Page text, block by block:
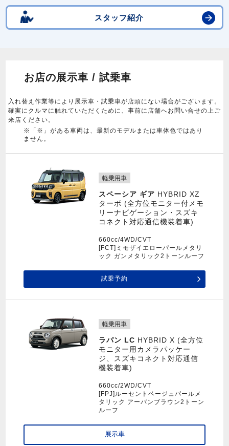
スタッフ紹介
お店の展示車 / 試乗車
入れ替え作業等により展示車・試乗車が店頭にない場合がございます。
確実にクルマに触れていただくために、事前に店舗へお問い合せの上ご
来店ください。
※「※」がある車両は、最新のモデルまたは車体色ではあり
ません。
軽乗用車
スペーシア ギア HYBRID XZ
ターボ (全方位モニター付メモ
リーナビゲーション・スズキ
コネクト対応通信機装着車)
660cc/4WD/CVT
[FCT]ミモザイエローパールメタリ
ック ガンメタリック2トーンルーフ
試乗予約
軽乗用車
ラパン LC HYBRID X (全方位
モニター用カメラパッケー
ジ、スズキコネクト対応通信
機装着車)
660cc/2WD/CVT
[FPJ]ルーセントベージュパールメ
タリック アーバンブラウン2トーン
ルーフ
展示車